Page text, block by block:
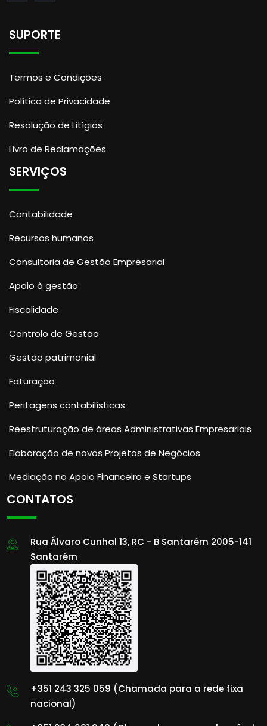
SUPORTE
Termos e Condições
Política de Privacidade
Resolução de Litígios
Livro de Reclamações
SERVIÇOS
Contabilidade
Recursos humanos
Consultoria de Gestão Empresarial
Apoio à gestão
Fiscalidade
Controlo de Gestão
Gestão patrimonial
Faturação
Peritagens contabilísticas
Reestruturação de áreas Administrativas Empresariais
Elaboração de novos Projetos de Negócios
Mediação no Apoio Financeiro e Startups
CONTATOS
Rua Álvaro Cunhal 13, RC - B Santarém 2005-141
Santarém
+351 243 325 059 (Chamada para a rede fixa
nacional)